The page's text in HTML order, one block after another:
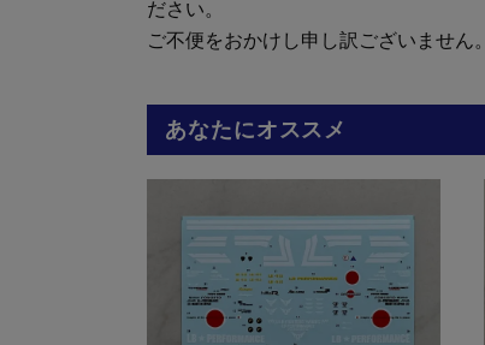
ださい。
ご不便をおかけし申し訳ございません。
あなたにオススメ